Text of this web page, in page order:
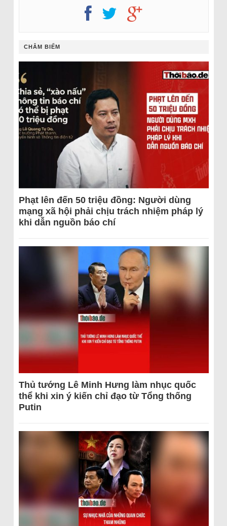
CHÂM BIẾM
Phạt lên đến 50 triệu đồng: Người dùng
mạng xã hội phải chịu trách nhiệm pháp lý
khi dẫn nguồn báo chí
Thủ tướng Lê Minh Hưng làm nhục quốc
thể khi xin ý kiến chỉ đạo từ Tổng thống
Putin